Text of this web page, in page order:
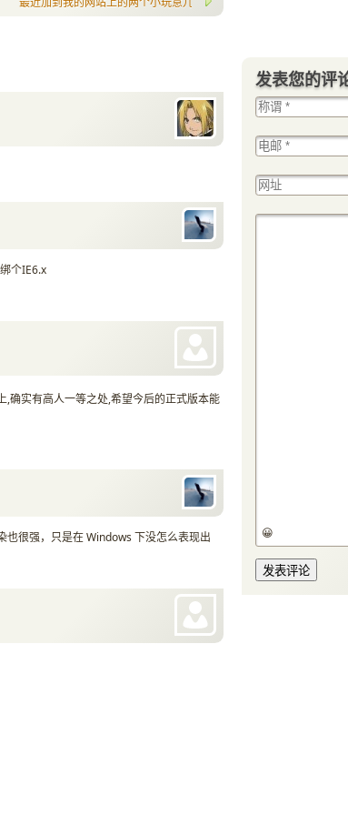
发表您的评
😀
个IE6.x
确实有高人一等之处,希望今后的正式版本能
很强，只是在 Windows 下没怎么表现出